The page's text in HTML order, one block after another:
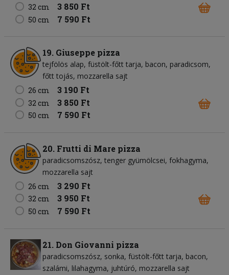
32 cm 3 850 Ft
50 cm 7 590 Ft
19. Giuseppe pizza
tejfölös alap füstölt-főtt tarja bacon paradicsom
főtt tojás mozzarella sajt
26 cm
3 190 Ft
32 cm 3 850 Ft
50 cm 7 590 Ft
20. Frutti di Mare pizza
paradicsomszósz tenger gyümölcsei fokhagyma
mozzarella sajt
26 cm
3 290 Ft
32 cm 3 950 Ft
50 cm 7 590 Ft
21. Don Giovanni pizza
paradicsomszósz sonka füstölt-főtt tarja bacon
szalámi lilahagyma juhtúró mozzarella sajt